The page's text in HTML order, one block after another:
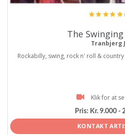
The
Tranbjerg
Rockabilly, swing, rock n' roll &
Klik for at
Pris: Kr. 9.000 -
KONTAKT